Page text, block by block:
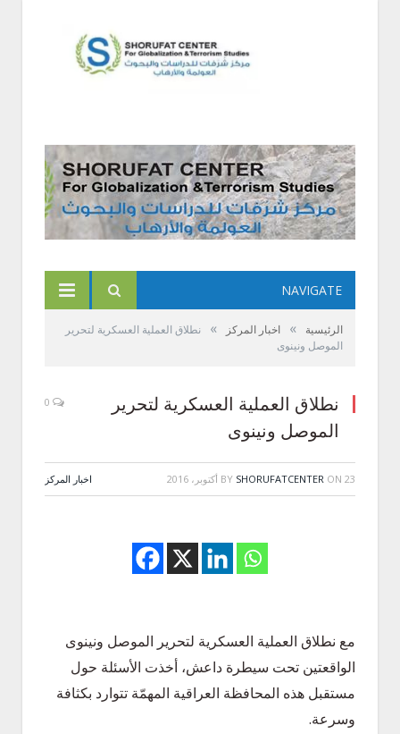
NAVIGATE
الرئيسية » اخبار المركز »
نطلاق العملية العسكرية لتحرير
الموصل ونينوى
نطلاق العملية العسكرية لتحرير
الموصل ونينوى
BY SHORUFATCENTER ON 23 أكتوبر، 2016 اخبار المركز
مع نطلاق العملية العسكرية لتحرير الموصل ونينوى
الواقعتين تحت سيطرة داعش، أخذت الأسئلة حول
مستقبل هذه المحافظة العراقية المهمّة تتوارد بكثافة
وسرعة.